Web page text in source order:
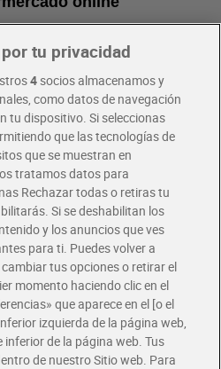
a 100€
Eats
exclusivas.
y busca tu tienda más cercana
tu privacidad
4socios almacenamos y
como datos de navegación
tu dispositivo. Si seleccionas
que las tecnologías de
que se muestran en
tratamos datos para
Rechazar todas o retiras tu
Si se deshabilitan los
y los anuncios que ves
para ti. Puedes volver a
tus opciones o retirar el
momento haciendo clic en el
que aparece en el [o el
izquierda de la página web,
de la página web. Tus
de nuestro Sitio web. Para